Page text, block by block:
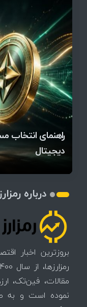
راهنمای انتخاب
دیجیتال
چرا سرعت
آخرین وضعیت
تهدید
اتفاق تاریخی در
۱۴۰۵ |
تغییر می‌کند
کدامند؟
اتفاق مهم در بازار
تازه‌ترین رسوایی
میز / ۶۲۲ بیت‌کوین کجا رفت؟
درباره
بروزترین اخبار
مقالات، فین‌تک،
نموده است و به